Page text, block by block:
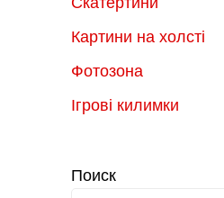
Картини на холсті
Фотозона
Ігрові килимки
Поиск